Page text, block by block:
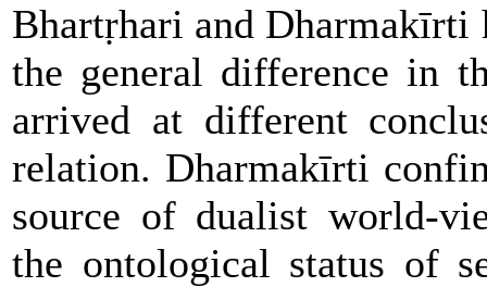
Bhartṛhari and Dharmakīrti
the general difference in
arrived at different
relation. Dharmakīrti
source of dualist world-
the ontological status of